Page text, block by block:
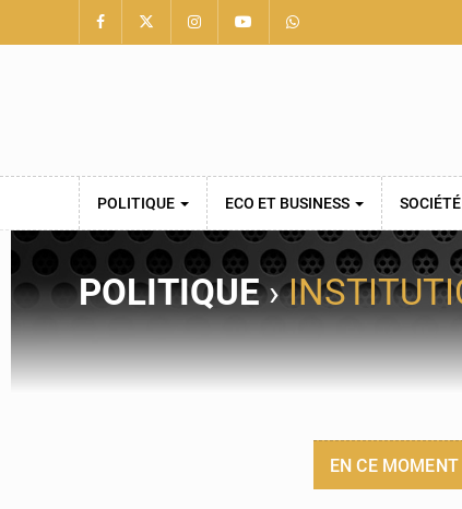
POLITIQUE ECO ET BUSINESS SOCIÉTÉ
POLITIQUE›
EN CE MOMENT